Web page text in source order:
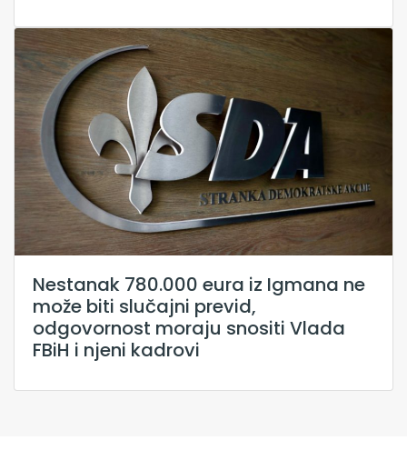
Nestanak 780.000 eura iz Igmana ne
može biti slučajni previd,
odgovornost moraju snositi Vlada
FBiH i njeni kadrovi